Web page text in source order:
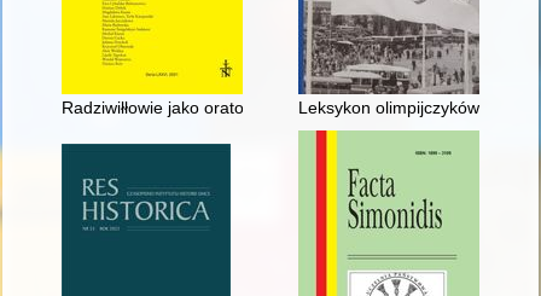
Radziwiłłowie jako oratorzy w XVI i XVII wieku : wprowadzenie
Leksykon olimpijczyków